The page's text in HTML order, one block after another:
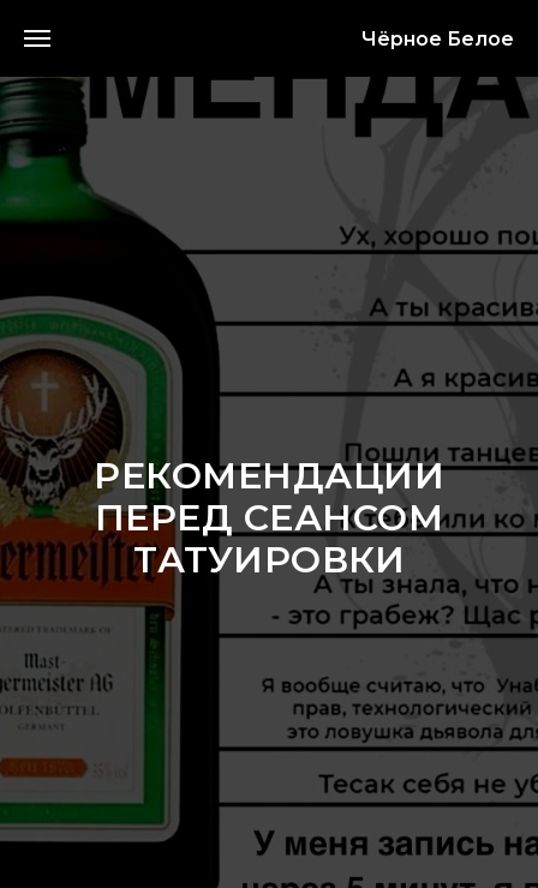
Чёрное Белое
РЕКОМЕНДАЦИИ
ПЕРЕД СЕАНСОМ
ТАТУИРОВКИ